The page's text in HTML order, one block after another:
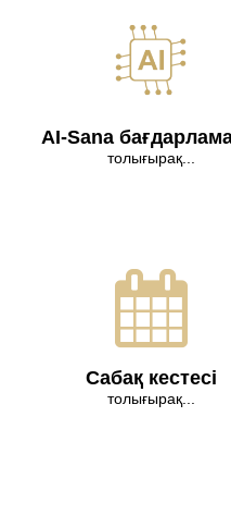
AI-Sana
толығырақ...
Сабақ кестесі
толығырақ...